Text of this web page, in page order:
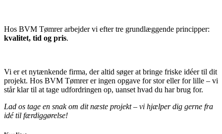
Hos BVM Tømrer arbejder vi efter tre grundlæggende principper:
kvalitet, tid og pris.
Vi er et nytænkende firma, der altid søger at bringe friske idéer til dit
projekt. Hos BVM Tømrer er ingen opgave for stor eller for lille – vi
står klar til at tage udfordringen op, uanset hvad du har brug for.
Lad os tage en snak om dit næste projekt – vi hjælper dig gerne fra
idé til færdiggørelse!